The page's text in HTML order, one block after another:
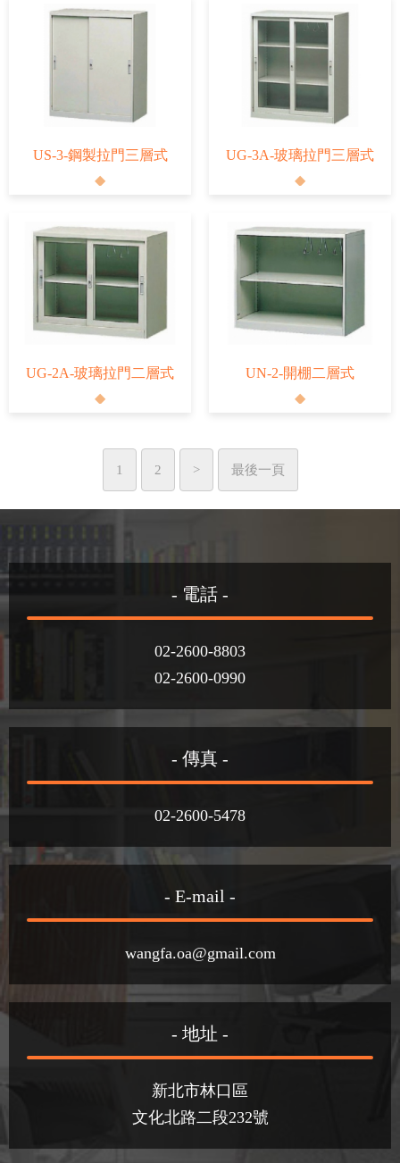
US-3-鋼製拉門三層式 UG-3A-玻璃拉門三層式
UG-2A-玻璃拉門二層式 UN-2-開棚二層式
1 2 > 最後一頁
- 電話 -
02-2600-8803
02-2600-0990
- 傳真 -
02-2600-5478
- E-mail -
wangfa.oa@gmail.com
- 地址 -
新北市林口區
文化北路二段232號